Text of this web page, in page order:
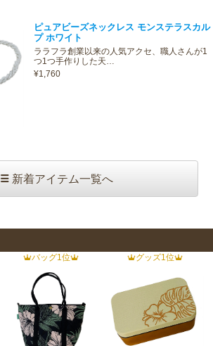
ピュアビーズネックレス モンステラスカル
プ ホワイト
ララフラ創業以来の人気アクセ、職人さんが1
つ1つ手作りした天…
¥1,760
新着アイテム一覧へ
バッグ1位 グッズ1位